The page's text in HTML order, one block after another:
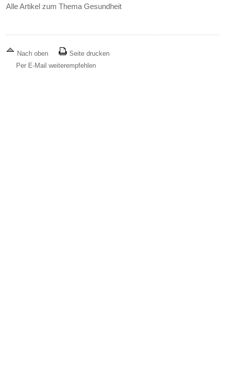
Alle Artikel zum Thema Gesundheit
Nach oben
Seite drucken
Per E-Mail weiterempfehlen